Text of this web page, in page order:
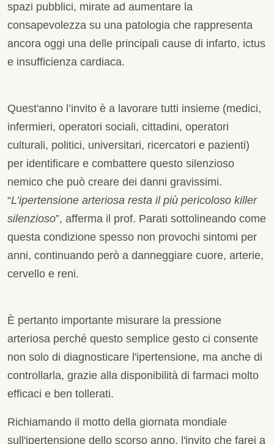
spazi pubblici, mirate ad aumentare la
consapevolezza su una patologia che rappresenta
ancora oggi una delle principali cause di infarto, ictus
e insufficienza cardiaca.
Quest'anno l’invito è a lavorare tutti insieme (medici,
infermieri, operatori sociali, cittadini, operatori
culturali, politici, universitari, ricercatori e pazienti)
per identificare e combattere questo silenzioso
nemico che può creare dei danni gravissimi.
“L’ipertensione arteriosa resta il più pericoloso killer
silenzioso”, afferma il prof. Parati sottolineando come
questa condizione spesso non provochi sintomi per
anni, continuando però a danneggiare cuore, arterie,
cervello e reni.
È pertanto importante misurare la pressione
arteriosa perché questo semplice gesto ci consente
non solo di diagnosticare l'ipertensione, ma anche di
controllarla, grazie alla disponibilità di farmaci molto
efficaci e ben tollerati.
Richiamando il motto della giornata mondiale
sull'ipertensione dello scorso anno, l'invito che farei a